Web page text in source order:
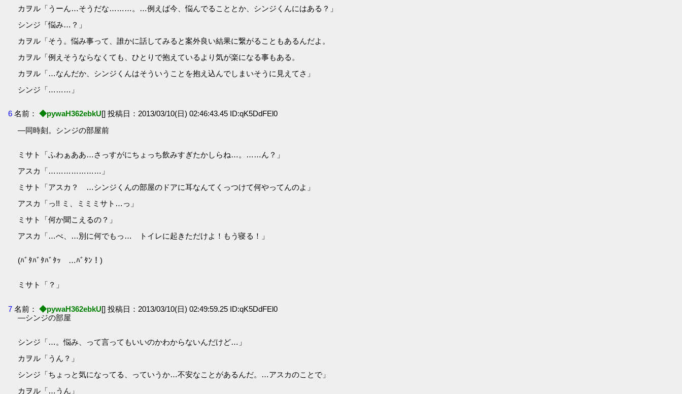
カヲル「うーん…そうだな………。…例えば今、悩んでることとか、シンジくんにはある？」
シンジ「悩み…？」
カヲル「そう。悩み事って、誰かに話してみると案外良い結果に繋がることもあるんだよ。
カヲル「例えそうならなくても、ひとりで抱えているより気が楽になる事もある。
カヲル「…なんだか、シンジくんはそういうことを抱え込んでしまいそうに見えてさ」
シンジ「………」
6 名前： ◆pywaH362ebkU[] 投稿日：2013/03/10(日) 02:46:43.45 ID:qK5DdFEl0
―同時刻。シンジの部屋前
ミサト「ふわぁああ…さっすがにちょっち飲みすぎたかしらね…。……ん？」
アスカ「…………………」
ミサト「アスカ？ …シンジくんの部屋のドアに耳なんてくっつけて何やってんのよ」
アスカ「っ!! ミ、ミミミサト…っ」
ミサト「何か聞こえるの？」
アスカ「…べ、…別に何でもっ… トイレに起きただけよ！もう寝る！」
(ﾊﾞﾀﾊﾞﾀﾊﾞﾀｯ …ﾊﾞﾀﾝ！)
ミサト「？」
7 名前： ◆pywaH362ebkU[] 投稿日：2013/03/10(日) 02:49:59.25 ID:qK5DdFEl0
―シンジの部屋
シンジ「…。悩み、って言ってもいいのかわからないんだけど…」
カヲル「うん？」
シンジ「ちょっと気になってる、っていうか…不安なことがあるんだ。…アスカのことで」
カヲル「…うん」